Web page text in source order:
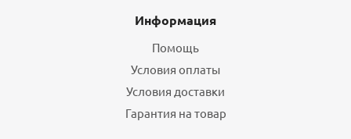
Информация
Помощь
Условия оплаты
Условия доставки
Гарантия на товар